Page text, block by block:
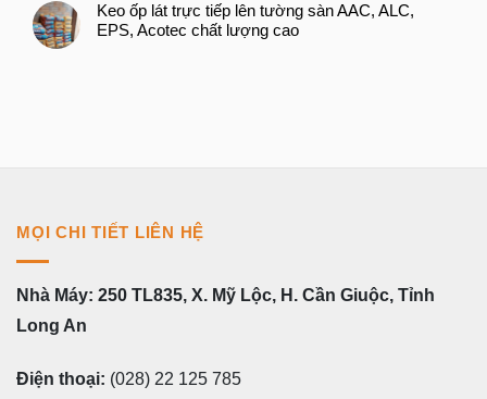
Keo ốp lát trực tiếp lên tường sàn AAC, ALC,
EPS, Acotec chất lượng cao
MỌI CHI TIẾT LIÊN HỆ
Nhà Máy: 250 TL835, X. Mỹ Lộc, H. Cần Giuộc, Tỉnh
Long An
Điện thoại: (028) 22 125 785